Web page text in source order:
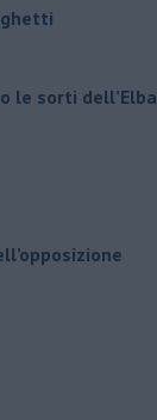
le sorti dell’Elba